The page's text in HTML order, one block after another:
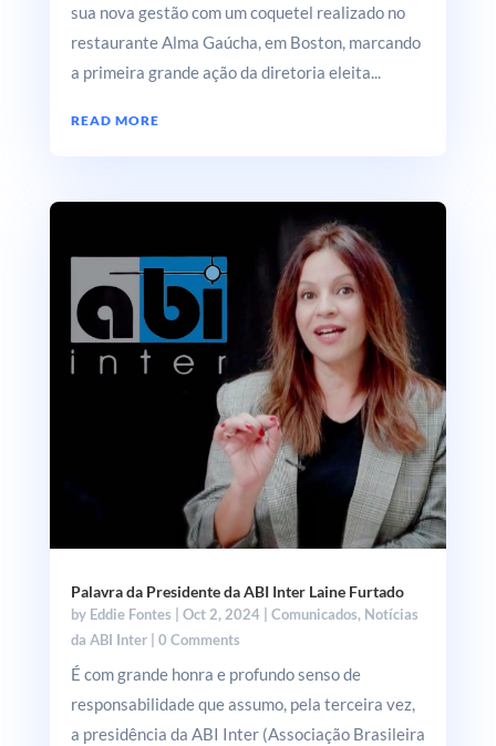
sua nova gestão com um coquetel realizado no
restaurante Alma Gaúcha, em Boston, marcando
a primeira grande ação da diretoria eleita...
READ MORE
Palavra da Presidente da ABI Inter Laine Furtado
by Eddie Fontes Oct 2, 2024| Comunicados, Notícias
da ABI Inter| 0 Comments
É com grande honra e profundo senso de
responsabilidade que assumo, pela terceira vez,
a presidência da ABI Inter (Associação Brasileira